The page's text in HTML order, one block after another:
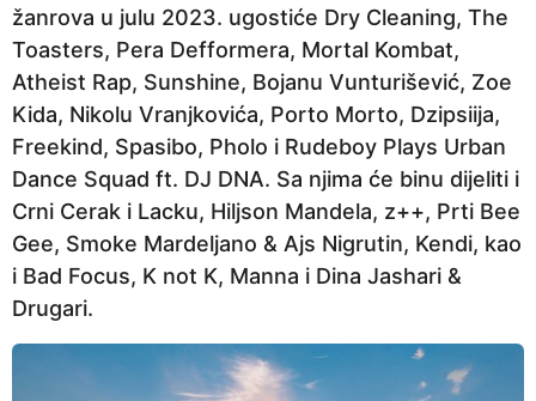
žanrova u julu 2023. ugostiće Dry Cleaning, The
Toasters, Pera Defformera, Mortal Kombat,
Atheist Rap, Sunshine, Bojanu Vunturišević, Zoe
Kida, Nikolu Vranjkovića, Porto Morto, Dzipsiija,
Freekind, Spasibo, Pholo i Rudeboy Plays Urban
Dance Squad ft. DJ DNA. Sa njima će binu dijeliti i
Crni Cerak i Lacku, Hiljson Mandela, z++, Prti Bee
Gee, Smoke Mardeljano & Ajs Nigrutin, Kendi, kao
i Bad Focus, K not K, Manna i Dina Jashari &
Drugari.